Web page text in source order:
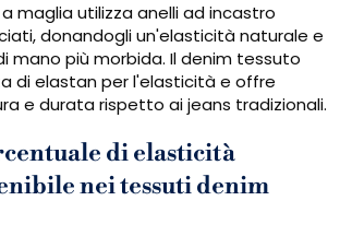
maglia utilizza anelli ad incastro
donandogli un'elasticità naturale e
mano più morbida. Il denim tessuto
di elastan per l'elasticità e offre
e durata rispetto ai jeans tradizionali.
di elasticità
nei tessuti denim